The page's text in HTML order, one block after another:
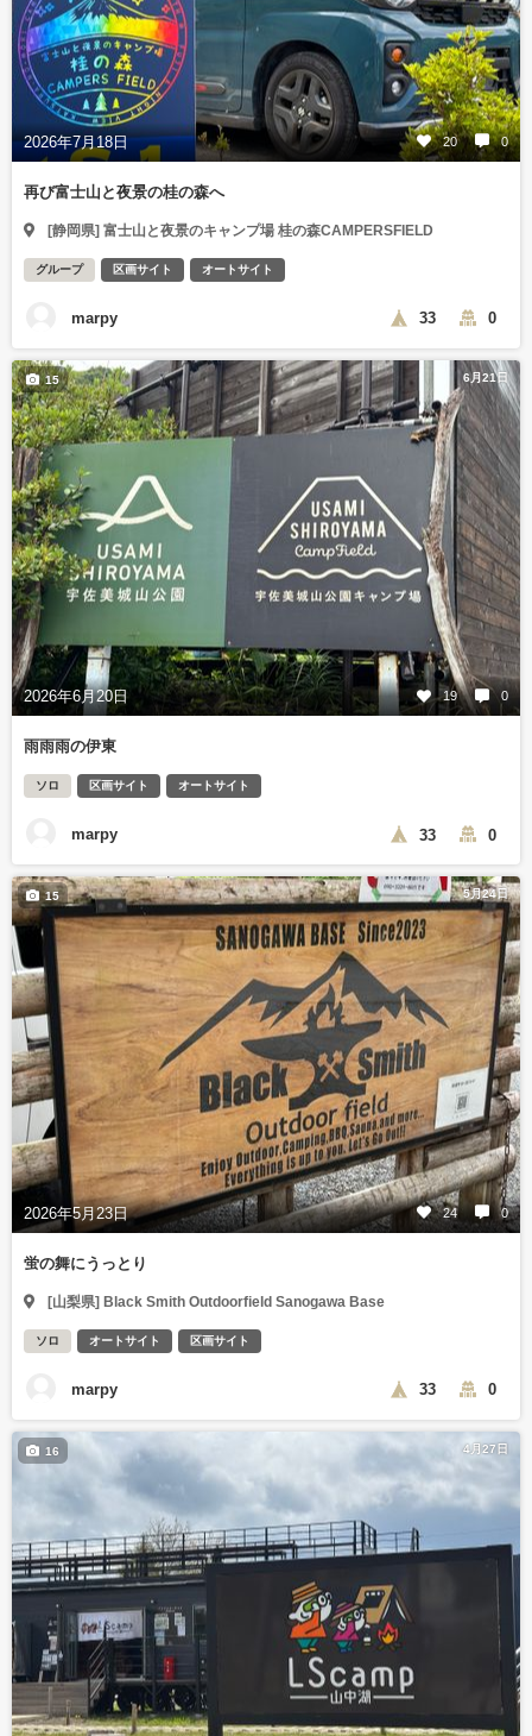
2026年7月18日 20 0
再び富士山と夜景の桂の森へ
[静岡県] 富士山と夜景のキャンプ場 桂の森CAMPERSFIELD
グループ 区画サイト オートサイト
marpy 33 0
6月21日
2026年6月20日 19 0
15
雨雨雨の伊東
ソロ 区画サイト オートサイト
marpy 33 0
5月24日
2026年5月23日 24 0
15
蛍の舞にうっとり
[山梨県] Black Smith Outdoorfield Sanogawa Base
ソロ オートサイト 区画サイト
marpy 33 0
4月27日
16